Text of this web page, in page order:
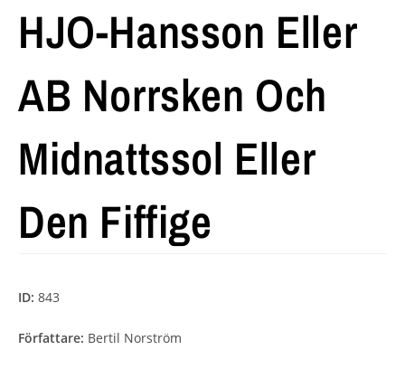
HJO-Hansson Eller
AB Norrsken Och
Midnattssol Eller
Den Fiffige
ID: 843
Författare: Bertil Norström